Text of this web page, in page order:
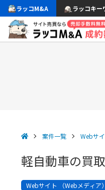
ラッコM&A ラッコキー
案件一覧 Webサ
軽自動車の買
Webサイト （Webメディア）